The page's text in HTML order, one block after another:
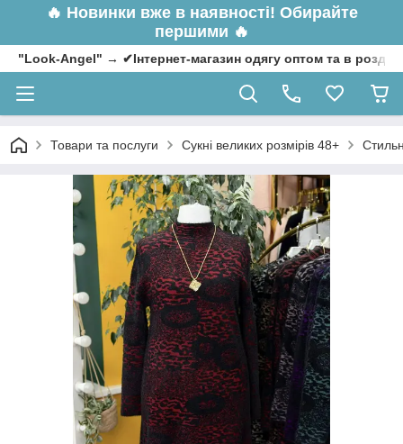
🔥 Новинки вже в наявності! Обирайте
першими 🔥
"Look-Angel" → ✔Інтернет-магазин одягу оптом та в
Товари та послуги Сукні великих розмірів 48+